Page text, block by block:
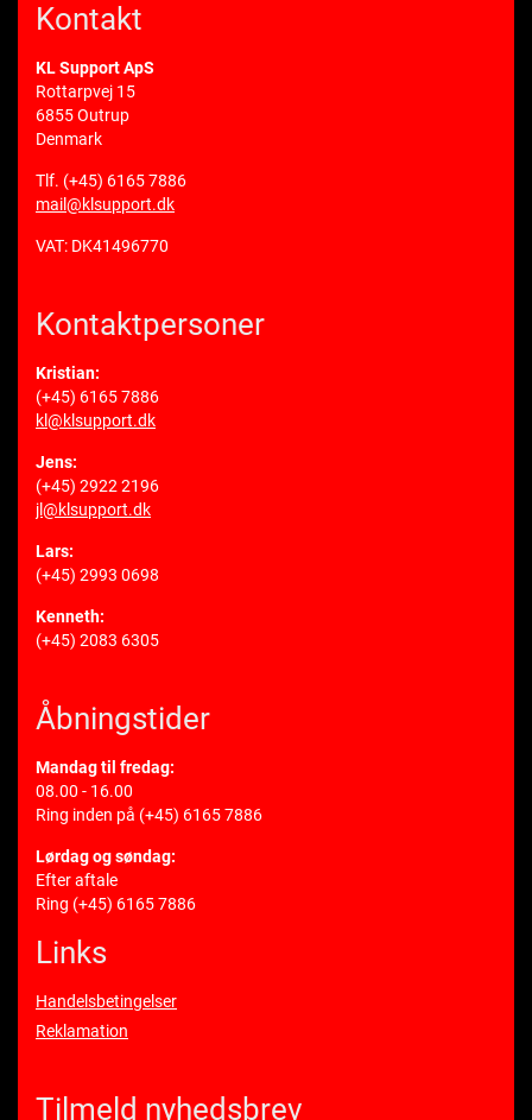
Kontakt
KL Support ApS
Rottarpvej 15
6855 Outrup
Denmark
Tlf. (+45) 6165 7886
mail@klsupport.dk
VAT: DK41496770
Kontaktpersoner
Kristian:
(+45) 6165 7886
kl@klsupport.dk
Jens:
(+45) 2922 2196
jl@klsupport.dk
Lars:
(+45) 2993 0698
Kenneth:
(+45) 2083 6305
Åbningstider
Mandag til fredag:
08.00 - 16.00
Ring inden på (+45) 6165 7886
Lørdag og søndag:
Efter aftale
Ring (+45) 6165 7886
Links
Handelsbetingelser
Reklamation
Tilmeld nyhedsbrev